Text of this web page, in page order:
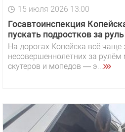
15 июля 2026 13:00
Госавтоинспекция
пускать подростков за
На дорогах Копейска всё
несовершеннолетних за рулём
скутеров и мопедов — э...